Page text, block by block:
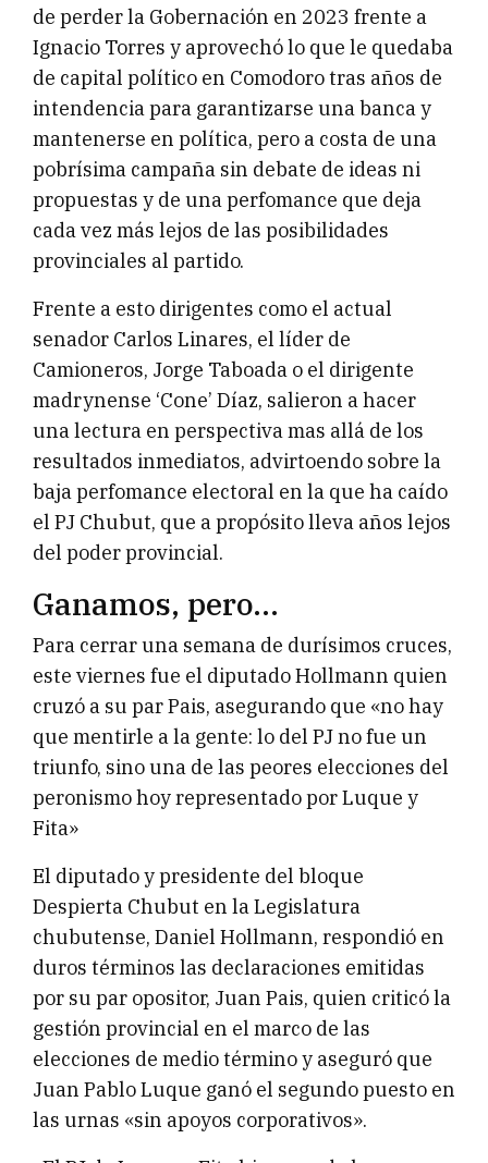
de perder la Gobernación en 2023 frente a
Ignacio Torres y aprovechó lo que le quedaba
de capital político en Comodoro tras años de
intendencia para garantizarse una banca y
mantenerse en política, pero a costa de una
pobrísima campaña sin debate de ideas ni
propuestas y de una perfomance que deja
cada vez más lejos de las posibilidades
provinciales al partido.
Frente a esto dirigentes como el actual
senador Carlos Linares, el líder de
Camioneros, Jorge Taboada o el dirigente
madrynense ‘Cone’ Díaz, salieron a hacer
una lectura en perspectiva mas allá de los
resultados inmediatos, advirtoendo sobre la
baja perfomance electoral en la que ha caído
el PJ Chubut, que a propósito lleva años lejos
del poder provincial.
Ganamos, pero…
Para cerrar una semana de durísimos cruces,
este viernes fue el diputado Hollmann quien
cruzó a su par Pais, asegurando que «no hay
que mentirle a la gente: lo del PJ no fue un
triunfo, sino una de las peores elecciones del
peronismo hoy representado por Luque y
Fita»
El diputado y presidente del bloque
Despierta Chubut en la Legislatura
chubutense, Daniel Hollmann, respondió en
duros términos las declaraciones emitidas
por su par opositor, Juan Pais, quien criticó la
gestión provincial en el marco de las
elecciones de medio término y aseguró que
Juan Pablo Luque ganó el segundo puesto en
las urnas «sin apoyos corporativos».